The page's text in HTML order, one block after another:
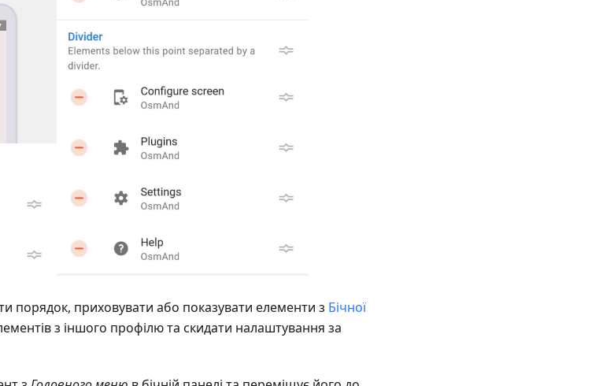
порядок, приховувати або показувати елементи з Бічної
з іншого профілю та скидати налаштування за